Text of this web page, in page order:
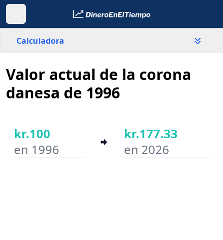
Calculadora
País
Año inicial
Valor actual de la corona
danesa de 1996
kr.100
en 1996
kr.177.33
en 2026